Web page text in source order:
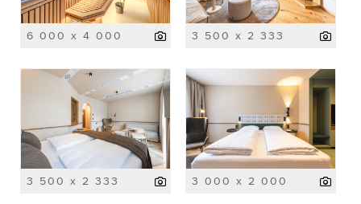
6 000 x 4 000 3 500 x 2 333
3 500 x 2 333 3 000 x 2 000